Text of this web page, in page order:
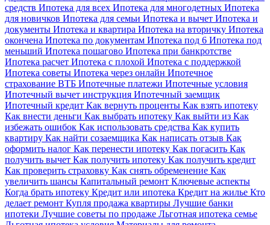
средств Ипотека для всех Ипотека для многодетных Ипотека
для новичков Ипотека для семьи Ипотека и вычет Ипотека и
документы Ипотека и квартира Ипотека на вторичку Ипотека
окончена Ипотека по документам Ипотека под 6 Ипотека под
меньший Ипотека пошагово Ипотека при банкротстве
Ипотека расчет Ипотека с плохой Ипотека с поддержкой
Ипотека советы Ипотека через онлайн Ипотечное
страхование ВТБ Ипотечные платежи Ипотечные условия
Ипотечный вычет инструкция Ипотечный заемщик
Ипотечный кредит Как вернуть проценты Как взять ипотеку
Как внести деньги Как выбрать ипотеку Как выйти из Как
избежать ошибок Как использовать средства Как купить
квартиру Как найти созаемщика Как написать отзыв Как
оформить налог Как перенести ипотеку Как погасить Как
получить вычет Как получить ипотеку Как получить кредит
Как проверить страховку Как снять обременение Как
увеличить шансы Капитальный ремонт Ключевые аспекты
Когда брать ипотеку Кредит или ипотека Кредит на жилье Кто
делает ремонт Купля продажа квартиры Лучшие банки
ипотеки Лучшие советы по продаже Льготная ипотека семье